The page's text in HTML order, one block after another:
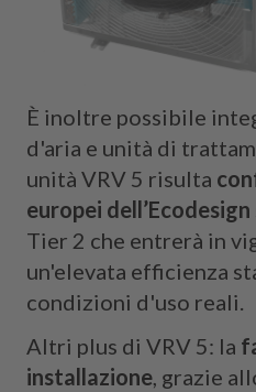
È inoltre possibile
d'aria e unità di
unità VRV 5 risulta
europei dell’Ecodesign
Tier 2 che entrerà in
un'elevata efficienza
condizioni d'uso reali.
Altri plus di VRV 5: la
installazione, grazie